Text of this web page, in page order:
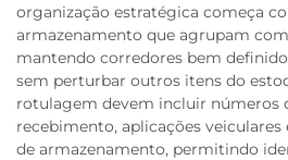
organização estratégica começa
armazenamento que agrupam
mantendo corredores bem
sem perturbar outros itens do
rotulagem devem incluir números
recebimento, aplicações
de armazenamento, permitindo